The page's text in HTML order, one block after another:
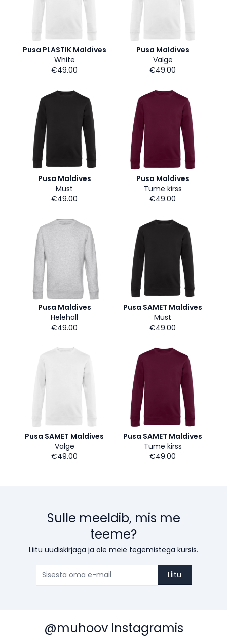
Pusa PLASTIK Maldives
White
€49.00
Pusa Maldives
Valge
€49.00
Pusa Maldives
Must
€49.00
Pusa Maldives
Tume kirss
€49.00
Pusa Maldives
Helehall
€49.00
Pusa SAMET Maldives
Must
€49.00
Pusa SAMET Maldives
Valge
€49.00
Pusa SAMET Maldives
Tume kirss
€49.00
Sulle meeldib, mis me
teeme?
Liitu uudiskirjaga ja ole meie tegemistega kursis.
Liitu
@muhoov Instagramis